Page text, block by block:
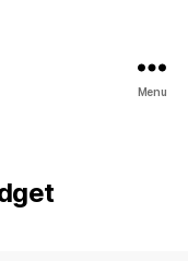
Menu